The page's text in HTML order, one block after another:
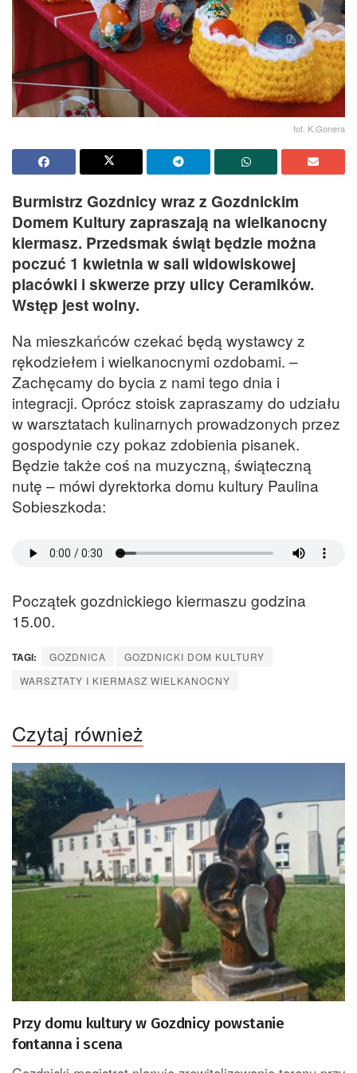
fot. K.Gonera
Burmistrz Gozdnicy wraz z Gozdnickim
Domem Kultury zapraszają na wielkanocny
kiermasz. Przedsmak świąt będzie można
poczuć 1 kwietnia w sali widowiskowej
placówki i skwerze przy ulicy Ceramików.
Wstęp jest wolny.
Na mieszkańców czekać będą wystawcy z
rękodziełem i wielkanocnymi ozdobami. –
Zachęcamy do bycia z nami tego dnia i
integracji. Oprócz stoisk zapraszamy do udziału
w warsztatach kulinarnych prowadzonych przez
gospodynie czy pokaz zdobienia pisanek.
Będzie także coś na muzyczną, świąteczną
nutę – mówi dyrektorka domu kultury Paulina
Sobieszkoda:
Początek gozdnickiego kiermaszu godzina
15.00.
TAGI: GOZDNICA
GOZDNICKI DOM KULTURY
WARSZTATY I KIERMASZ WIELKANOCNY
Czytaj również
Przy domu kultury w Gozdnicy powstanie
fontanna i scena